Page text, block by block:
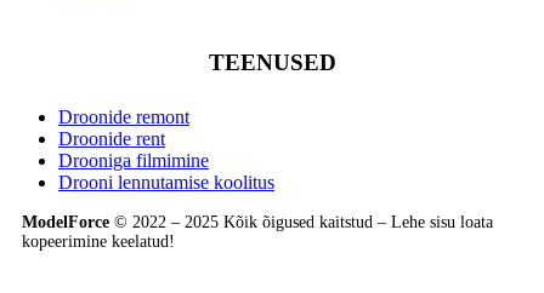
TEENUSED
Droonide remont
Droonide rent
Drooniga filmimine
Drooni lennutamise koolitus
ModelForce © 2022 – 2025 Kõik õigused kaitstud – Lehe sisu loata
kopeerimine keelatud!